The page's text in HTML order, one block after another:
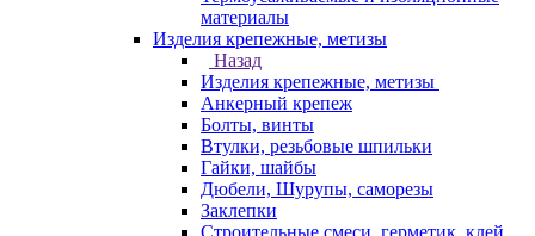
материалы
Изделия крепежные, метизы
Назад
Изделия крепежные, метизы
Анкерный крепеж
Болты, винты
Втулки, резьбовые шпильки
Гайки, шайбы
Дюбели, Шурупы, саморезы
Заклепки
Строительные смеси, герметик, клей,